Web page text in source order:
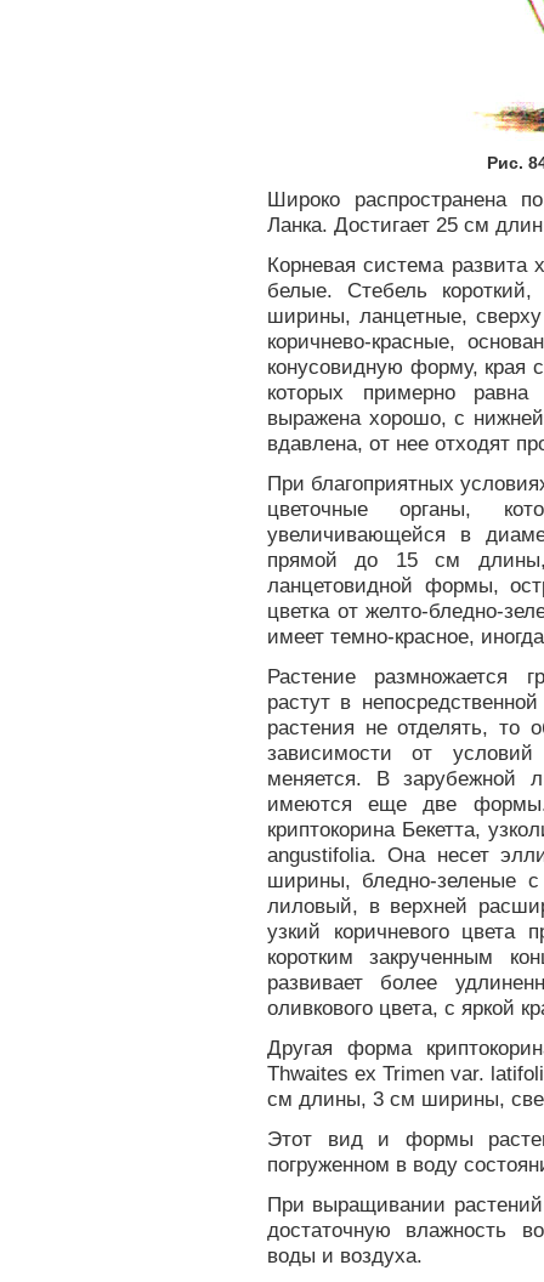
Рис.
Широко распространена
Ланка. Достигает 25 см
Корневая система
белые. Стебель
ширины, ланцетные,
коричнево-красные,
конусовидную форму, края
которых примерно
выражена хорошо, с нижней
вдавлена, от нее отходят
При благоприятных
цветочные органы,
увеличивающейся в
прямой до 15 см
ланцетовидной формы,
цветка от желто-бледно-
имеет темно-красное,
Растение размножается
растут в
растения не отделять, то
зависимости от
меняется. В зарубежной
имеются еще две
криптокорина Бекетта,
angustifolia. Она несет
ширины, бледно-зеленые с
лиловый, в верхней
узкий коричневого цвета
коротким закрученным
развивает более
оливкового цвета, с яркой
Другая форма
Thwaites ex Trimen var.
см длины, 3 см ширины,
Этот вид и формы
погруженном в воду
При выращивании растений
достаточную влажность
воды и воздуха.